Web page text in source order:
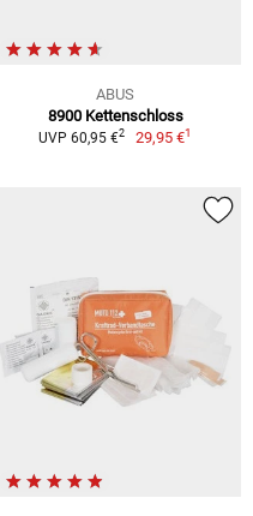
ABUS
8900 Kettenschloss
UVP 60,95 €2 29,95 €1